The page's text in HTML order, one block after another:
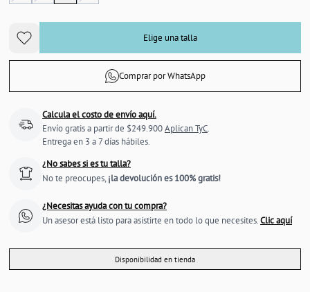
Elige una talla
Comprar por WhatsApp
Calcula el costo de envío aquí.
Envío gratis a partir de $249.900Aplican TyC.
Entrega en 3 a 7 días hábiles.
¿No sabes si es tu talla?
No te preocupes, ¡la devolución es 100% gratis!
¿Necesitas ayuda con tu compra?
Un asesor está listo para asistirte en todo lo que necesites.Clic aquí
Disponibilidad en tienda